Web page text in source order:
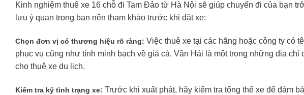
Kinh nghiệm thuê xe 16 chỗ đi Tam Đảo từ Hà Nội sẽ giúp chuyến đi của bạn
lưu ý quan trọng bạn nên tham khảo trước khi đặt xe:
Chọn đơn vị có thương hiệu rõ ràng: Việc thuê xe tại các hãng hoặc công ty có
phục vụ cũng như tính minh bạch về giá cả. Vân Hải là một trong những địa
cho thuê xe du lịch.
Kiểm tra kỹ tình trạng xe: Trước khi xuất phát, hãy kiểm tra tổng thể xe để đảm